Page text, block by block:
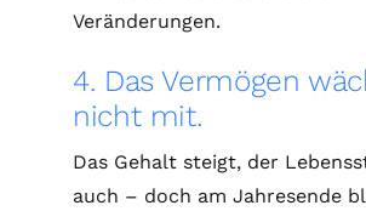
Veränderungen.
4. Das Vermögen
nicht mit.
Das Gehalt steigt, der
auch – doch am Jahresende